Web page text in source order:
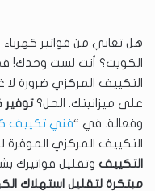
هل تعاني من فواتير
الكويت؟ أنت لست وحدك!
التكييف المركزي ضرورة لا
على ميزانيتك. الحل؟توفير
وفعالة. في “فني تكييف
التكييف المركزي
التكييف وتقليل فواتيرك
مبتكرة لتقليل استهلاك